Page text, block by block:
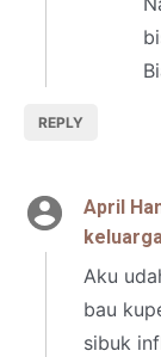
REPLY
April
Aku
bau
sibuk